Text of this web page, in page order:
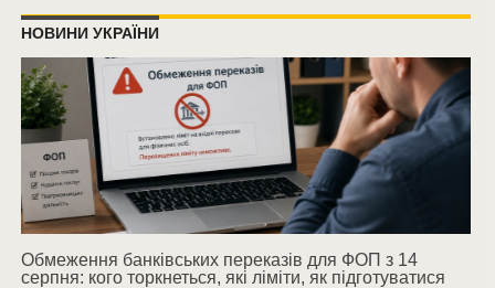
НОВИНИ УКРАЇНИ
Обмеження банківських переказів для ФОП з 14
серпня: кого торкнеться, які ліміти, як підготуватися